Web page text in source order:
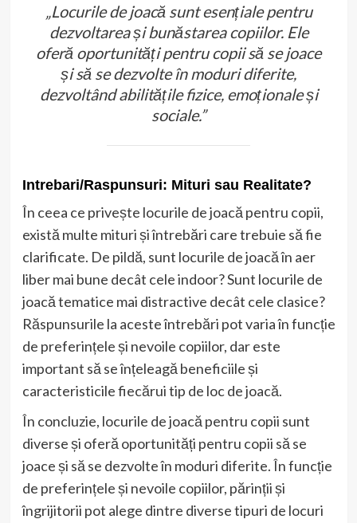
„Locurile de joacă sunt esențiale pentru
dezvoltarea și bunăstarea copiilor. Ele
oferă oportunități pentru copii să se joace
și să se dezvolte în moduri diferite,
dezvoltând abilitățile fizice, emoționale și
sociale.”
Intrebari/Raspunsuri: Mituri sau Realitate?
În ceea ce privește locurile de joacă pentru copii,
există multe mituri și întrebări care trebuie să fie
clarificate. De pildă, sunt locurile de joacă în aer
liber mai bune decât cele indoor? Sunt locurile de
joacă tematice mai distractive decât cele clasice?
Răspunsurile la aceste întrebări pot varia în funcție
de preferințele și nevoile copiilor, dar este
important să se înțeleagă beneficiile și
caracteristicile fiecărui tip de loc de joacă.
În concluzie, locurile de joacă pentru copii sunt
diverse și oferă oportunități pentru copii să se
joace și să se dezvolte în moduri diferite. În funcție
de preferințele și nevoile copiilor, părinții și
îngrijitorii pot alege dintre diverse tipuri de locuri